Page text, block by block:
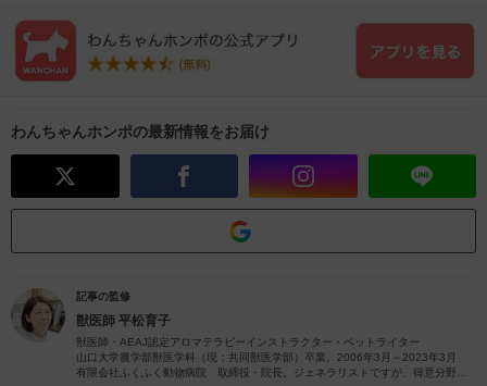
わんちゃんホンポの最新情報をお届け
記事の監修
獣医師 平松育子
獣医師・AEAJ認定アロマテラピーインストラクター・ペットライター
山口大学農学部獣医学科（現：共同獣医学部）卒業。2006年3月～2023年3月
有限会社ふくふく動物病院 取締役・院長。ジェネラリストですが、得意分野は